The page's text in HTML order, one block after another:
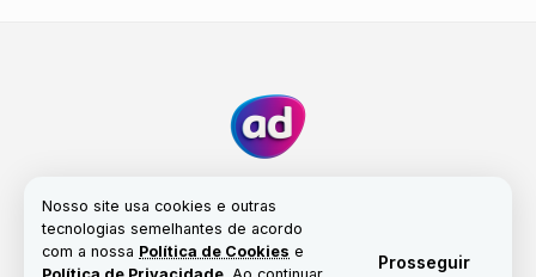
Nosso site usa cookies e outras
tecnologias semelhantes de acordo
com a nossa Política de Cookies e
Prosseguir
Fale conosco Nossa história Propriedade